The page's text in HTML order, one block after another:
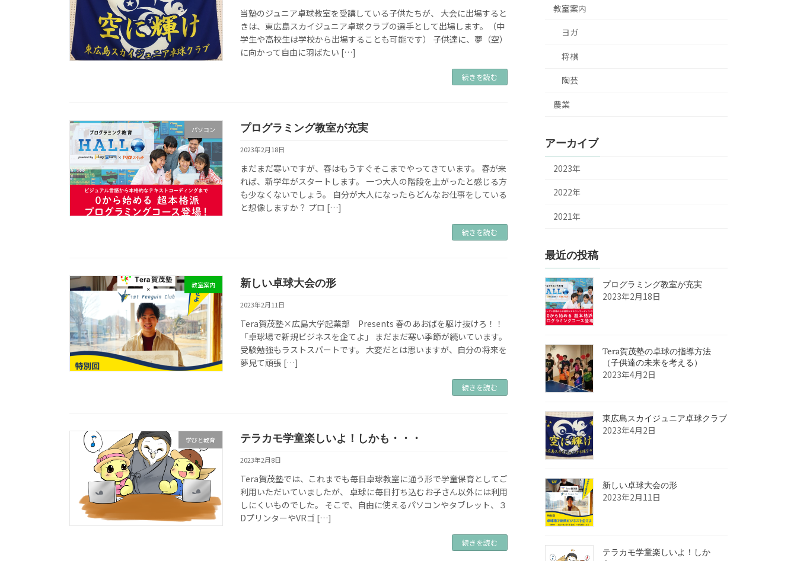
当塾のジュニア卓球教室を受講している子供たちが、 大会に出場すると
きは、東広島スカイジュニア卓球クラブの選手として出場します。（中
学生や高校生は学校から出場することも可能です） 子供達に、夢（空）
に向かって自由に羽ばたい […]
続きを読む
パソコン プログラミング教室が充実
2023年2月18日
まだまだ寒いですが、春はもうすぐそこまでやってきています。 春が来
れば、新学年がスタートします。 一つ大人の階段を上がったと感じる方
も少なくないでしょう。 自分が大人になったらどんなお仕事をしている
と想像しますか？ プロ […]
続きを読む
教室案内 新しい卓球大会の形
2023年2月11日
Tera賀茂塾×広島大学起業部 Presents 春のあおばを駆け抜けろ！！
「卓球場で新規ビジネスを企てよ」 まだまだ寒い季節が続いています。
受験勉強もラストスパートです。 大変だとは思いますが、自分の将来を
夢見て頑張 […]
続きを読む
学びと教育 テラカモ学童楽しいよ！しかも・・・
2023年2月8日
Tera賀茂塾では、これまでも毎日卓球教室に通う形で学童保育としてご
利用いただいていましたが、 卓球に毎日打ち込むお子さん以外には利用
しにくいものでした。 そこで、自由に使えるパソコンやタブレット、３
DプリンターやVRゴ […]
続きを読む
教室案内
ヨガ
将棋
陶芸
農業
アーカイブ
2023年
2022年
2021年
最近の投稿
プログラミング教室が充実
2023年2月18日
Tera賀茂塾の卓球の指導方法
（子供達の未来を考える）
2023年4月2日
東広島スカイジュニア卓球クラブ
2023年4月2日
新しい卓球大会の形
2023年2月11日
テラカモ学童楽しいよ！しか